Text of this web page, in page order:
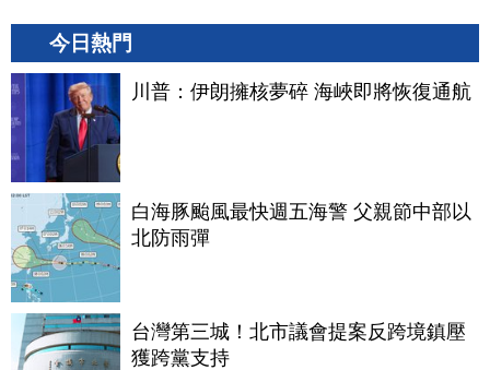
今日熱門
川普：伊朗擁核夢碎 海峽即將恢復通航
白海豚颱風最快週五海警 父親節中部以
北防雨彈
台灣第三城！北市議會提案反跨境鎮壓
獲跨黨支持